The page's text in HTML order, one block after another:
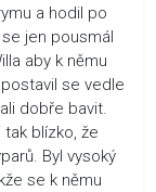
a hodil po
jen pousmál
aby k němu
se vedle
dobře bavit.
blízko, že
Byl vysoký
se k němu